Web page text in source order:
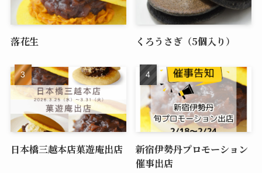
落花生 くろうさぎ（5個入り）
日本橋三越本店菓遊庵出店
新宿伊勢丹プロモーション
催事出店